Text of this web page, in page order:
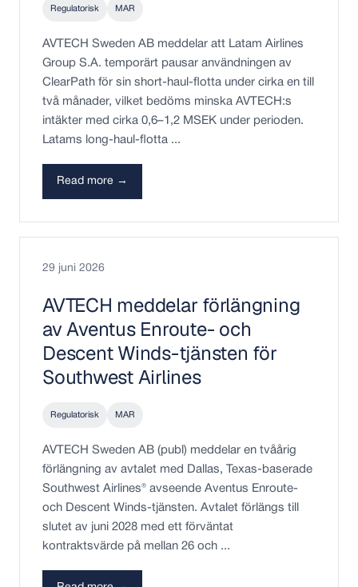
Regulatorisk MAR
AVTECH Sweden AB meddelar att Latam Airlines
Group S.A. temporärt pausar användningen av
ClearPath för sin short-haul-flotta under cirka en till
två månader, vilket bedöms minska AVTECH:s
intäkter med cirka 0,6–1,2 MSEK under perioden.
Latams long-haul-flotta ...
Read more →
29 juni 2026
AVTECH meddelar förlängning
av Aventus Enroute- och
Descent Winds-tjänsten för
Southwest Airlines
Regulatorisk MAR
AVTECH Sweden AB (publ) meddelar en tvåårig
förlängning av avtalet med Dallas, Texas-baserade
Southwest Airlines® avseende Aventus Enroute-
och Descent Winds-tjänsten. Avtalet förlängs till
slutet av juni 2028 med ett förväntat
kontraktsvärde på mellan 26 och ...